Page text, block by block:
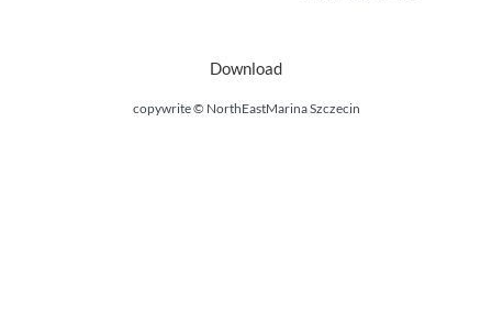
Download
copywrite © NorthEastMarina Szczecin